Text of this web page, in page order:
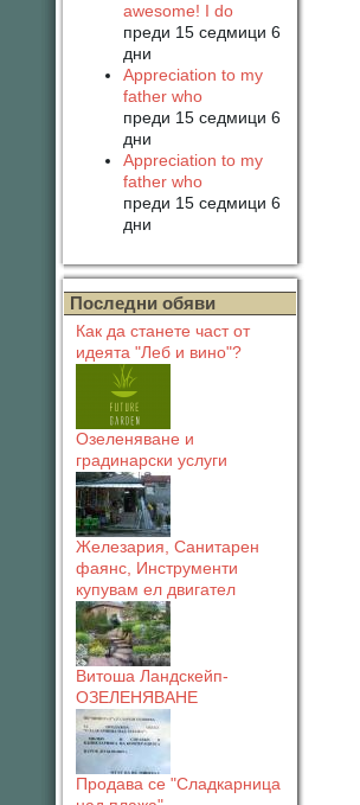
awesome! I do
преди 15 седмици 6
дни
Appreciation to my
father who
преди 15 седмици 6
дни
Appreciation to my
father who
преди 15 седмици 6
дни
Последни обяви
Как да станете част от
идеята "Леб и вино"?
Озеленяване и
градинарски услуги
Железария, Санитарен
фаянс, Инструменти
купувам ел двигател
Витоша Ландскейп-
ОЗЕЛЕНЯВАНЕ
Продава се "Сладкарница